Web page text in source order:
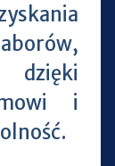
dzięki
i